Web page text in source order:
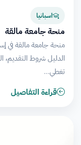
اسبانيا
منحة جامعة مالقة
منحة جامعة مالقة في
الدليل شروط التقديم،
تغطي…
قراءة التفاصيل